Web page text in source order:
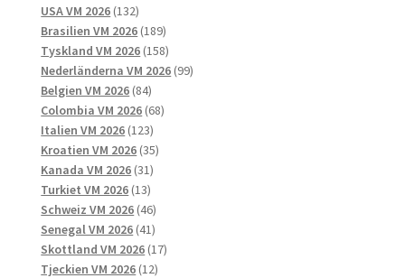
USA VM 2026 132132
produkter
Brasilien VM 2026 189189
produkter
Tyskland VM 2026 158158
produkter
Nederländerna VM 2026 9999
Belgien VM 2026 8484
produkter
Colombia VM 2026 6868
Italien VM 2026 123123
produkter
Kroatien VM 2026 3535
Kanada VM 2026 3131
produkter
Turkiet VM 2026 1313
produkter
Schweiz VM 2026 4646
produkter
Senegal VM 2026 4141
produkter
Skottland VM 2026 1717
Tjeckien VM 2026 1212